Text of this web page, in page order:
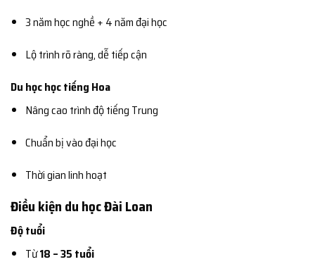
3 năm học nghề + 4 năm đại học
Lộ trình rõ ràng, dễ tiếp cận
Du học học tiếng Hoa
Nâng cao trình độ tiếng Trung
Chuẩn bị vào đại học
Thời gian linh hoạt
Điều kiện du học Đài Loan
Độ tuổi
Từ18 – 35 tuổi